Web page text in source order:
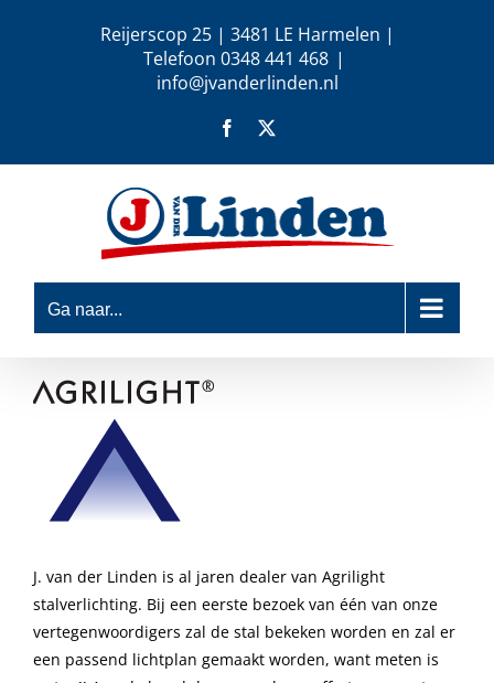
Reijerscop 25 | 3481 LE Harmelen |
Telefoon 0348 441 468 |
info@jvanderlinden.nl
Facebook
Ga naar...
J. van der Linden is al jaren dealer van Agrilight
stalverlichting. Bij een eerste bezoek van één van onze
vertegenwoordigers zal de stal bekeken worden en zal er
een passend lichtplan gemaakt worden, want meten is